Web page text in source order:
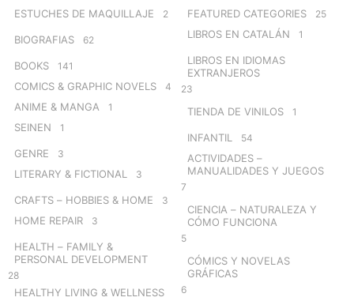
ESTUCHES DE MAQUILLAJE 2
BIOGRAFIAS 62
BOOKS 141
COMICS & GRAPHIC NOVELS 4
ANIME & MANGA 1
SEINEN 1
GENRE 3
LITERARY & FICTIONAL 3
CRAFTS – HOBBIES & HOME 3
HOME REPAIR 3
HEALTH – FAMILY &
PERSONAL DEVELOPMENT
28
HEALTHY LIVING & WELLNESS
FEATURED CATEGORIES 25
LIBROS EN CATALÁN 1
LIBROS EN IDIOMAS
EXTRANJEROS
23
TIENDA DE VINILOS 1
INFANTIL 54
ACTIVIDADES –
MANUALIDADES Y JUEGOS
7
CIENCIA – NATURALEZA Y
CÓMO FUNCIONA
5
CÓMICS Y NOVELAS
GRÁFICAS
6